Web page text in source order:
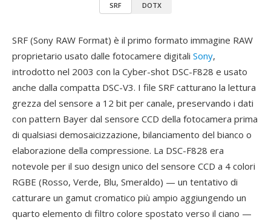
SRF DOTX
SRF (Sony RAW Format) è il primo formato immagine RAW
proprietario usato dalle fotocamere digitali Sony,
introdotto nel 2003 con la Cyber-shot DSC-F828 e usato
anche dalla compatta DSC-V3. I file SRF catturano la lettura
grezza del sensore a 12 bit per canale, preservando i dati
con pattern Bayer dal sensore CCD della fotocamera prima
di qualsiasi demosaicizzazione, bilanciamento del bianco o
elaborazione della compressione. La DSC-F828 era
notevole per il suo design unico del sensore CCD a 4 colori
RGBE (Rosso, Verde, Blu, Smeraldo) — un tentativo di
catturare un gamut cromatico più ampio aggiungendo un
quarto elemento di filtro colore spostato verso il ciano —